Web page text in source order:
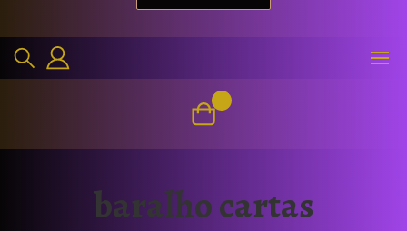
baralho cartas